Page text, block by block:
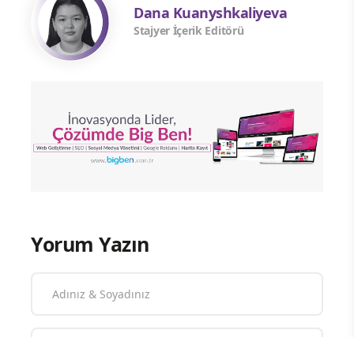
Dana Kuanyshkaliyeva
Stajyer İçerik Editörü
Yorum Yazın